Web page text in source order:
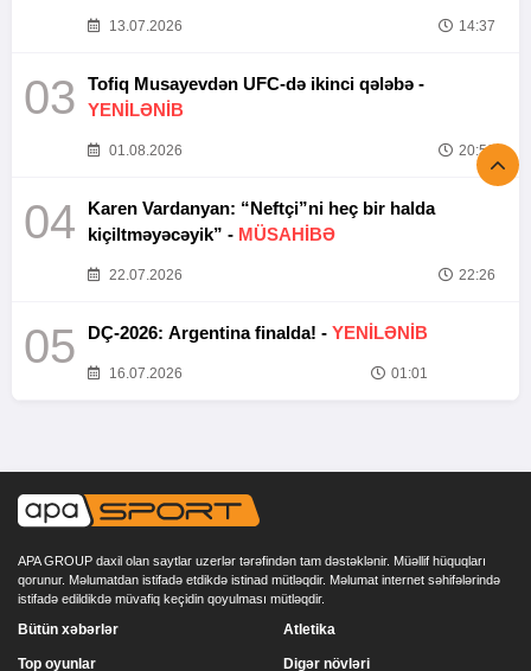
13.07.2026 14:37
03
Tofiq Musayevdən UFC-də ikinci qələbə -
YENİLƏNİB
01.08.2026 20:52
04
Karen Vardanyan: “Neftçi”ni heç bir halda
kiçiltməyəcəyik” - MÜSAHİBƏ
22.07.2026 22:26
05 DÇ-2026: Argentina finalda! - YENİLƏNİB
16.07.2026 01:01
APA GROUP daxil olan saytlar uzerlər tərəfindən tam dəstəklənir. Müəllif hüquqları
qorunur. Məlumatdan istifadə etdikdə istinad mütləqdir. Məlumat internet səhifələrində
istifadə edildikdə müvafiq keçidin qoyulması mütləqdir.
Bütün xəbərlər
Top oyunlar
Atletika
Digər növləri